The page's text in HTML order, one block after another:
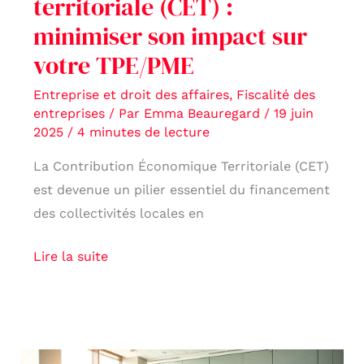
territoriale (CET) :
minimiser son impact sur
votre TPE/PME
Entreprise et droit des affaires, Fiscalité des
entreprises/ Par Emma Beauregard / 19 juin
2025 / 4 minutes de lecture
La Contribution Économique Territoriale (CET)
est devenue un pilier essentiel du financement
des collectivités locales en
Lire la suite